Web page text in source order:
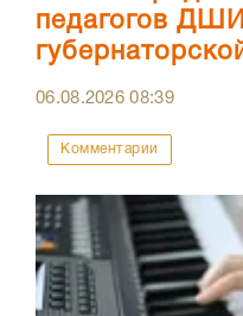
педагогов
06.08.202608:39
Комментарии